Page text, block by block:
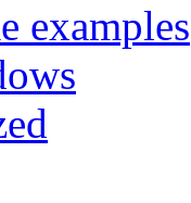
examples